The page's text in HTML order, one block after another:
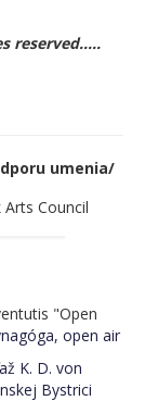
reserved…..
umenia/
Council
"Open
open air
K. D. von
Bystrici